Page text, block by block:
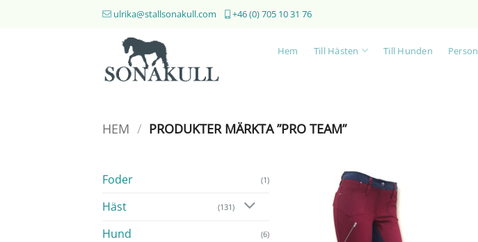
ulrika@stallsonakull.com +46 (0) 705 10 31 76
Hem Till Hästen Till Hunden Person
HEM / PRODUKTER MÄRKTA ”PRO TEAM”
Foder (1)
Häst (131)
Hund (6)